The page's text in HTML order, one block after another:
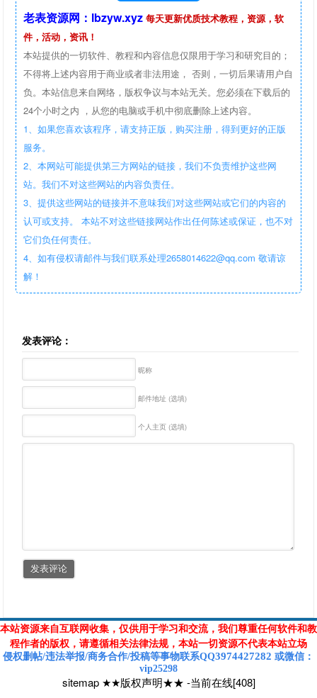
老表资源网：lbzyw.xyz 每天更新优质技术教程，资源，软
件，活动，资讯！
本站提供的一切软件、教程和内容信息仅限用于学习和研究目的；
不得将上述内容用于商业或者非法用途， 否则，一切后果请用户自
负。本站信息来自网络，版权争议与本站无关。您必须在下载后的
24个小时之内 ，从您的电脑或手机中彻底删除上述内容。
1、如果您喜欢该程序，请支持正版，购买注册，得到更好的正版
服务。
2、本网站可能提供第三方网站的链接，我们不负责维护这些网
站。我们不对这些网站的内容负责任。
3、提供这些网站的链接并不意味我们对这些网站或它们的内容的
认可或支持。 本站不对这些链接网站作出任何陈述或保证，也不对
它们负任何责任。
4、如有侵权请邮件与我们联系处理2658014622@qq.com 敬请谅
解！
发表评论：
昵称
邮件地址 (选填)
个人主页 (选填)
本站资源来自互联网收集，仅供用于学习和交流，我们尊重任何软件和教
程作者的版权，请遵循相关法律法规，本站一切资源不代表本站立场
侵权删帖/违法举报/商务合作/投稿等事物联系QQ3974427282 或微信 ：
vip25298
sitemap ★★版权声明★★ -当前在线[408]